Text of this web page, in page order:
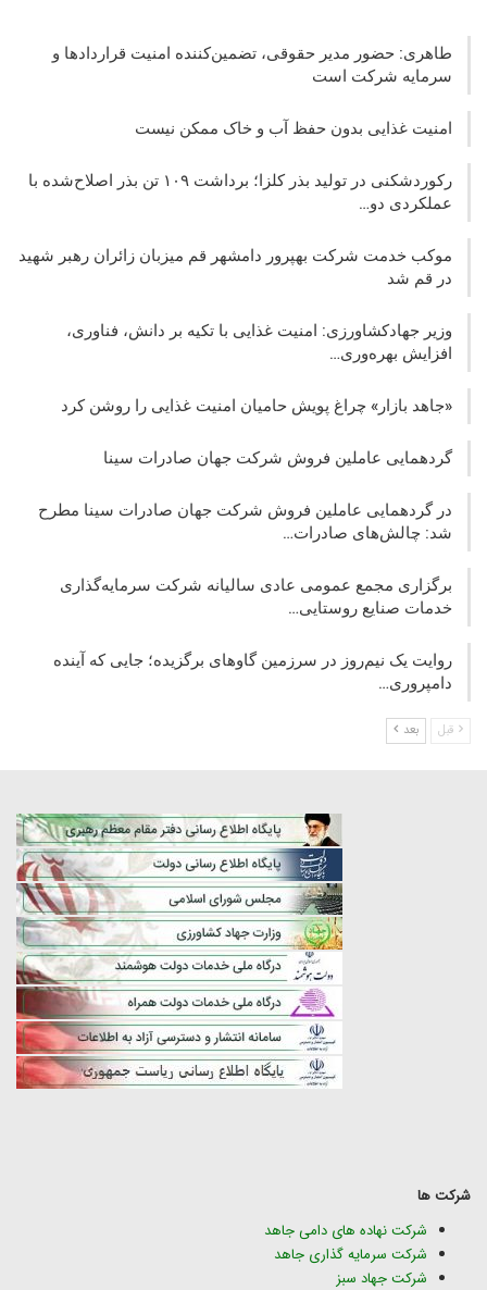
طاهری: حضور مدیر حقوقی، تضمین‌کننده امنیت قراردادها و
سرمایه شرکت‌ است
امنیت غذایی بدون حفظ آب و خاک ممکن نیست
رکوردشکنی در تولید بذر کلزا؛ برداشت ۱۰۹ تن بذر اصلاح‌شده با
عملکردی دو…
موکب خدمت شرکت بهپرور دامشهر قم میزبان زائران رهبر شهید
در قم شد
وزیر جهادکشاورزی: امنیت غذایی با تکیه بر دانش، فناوری،
افزایش بهره‌وری…
«جاهد بازار» چراغ پویش حامیان امنیت غذایی را روشن کرد
گردهمایی عاملین فروش شرکت جهان صادرات سینا
در گردهمایی عاملین فروش شرکت جهان صادرات سینا مطرح
شد: چالش‌های صادرات…
برگزاری مجمع عمومی عادی سالیانه شرکت سرمایه‌گذاری
خدمات صنایع روستایی…
روایت یک نیم‌روز در سرزمین گاوهای برگزیده؛ جایی که آینده
دامپروری…
قبل بعد
شرکت ها
شرکت نهاده های دامی جاهد
شرکت سرمایه گذاری جاهد
شرکت جهاد سبز